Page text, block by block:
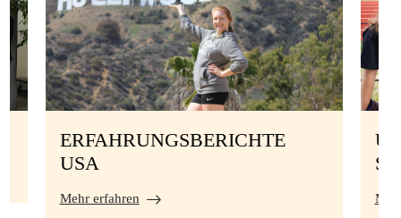
ERFAHRUNGSBERICHTE
USA
Mehr erfahren